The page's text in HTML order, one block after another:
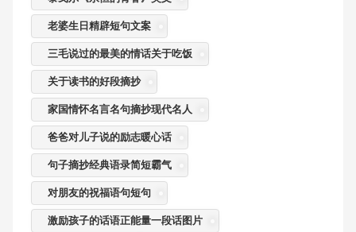
老婆生日精辟短句文案
三毛说过的最美的情话关于吃饭
关于读书的好段摘抄
家国情怀名言名句摘抄现代名人
爸爸对儿子说的励志暖心话
句子摘抄经典语录简短霸气
对朋友的祝福语句短句
激励孩子的话语正能量一段话图片